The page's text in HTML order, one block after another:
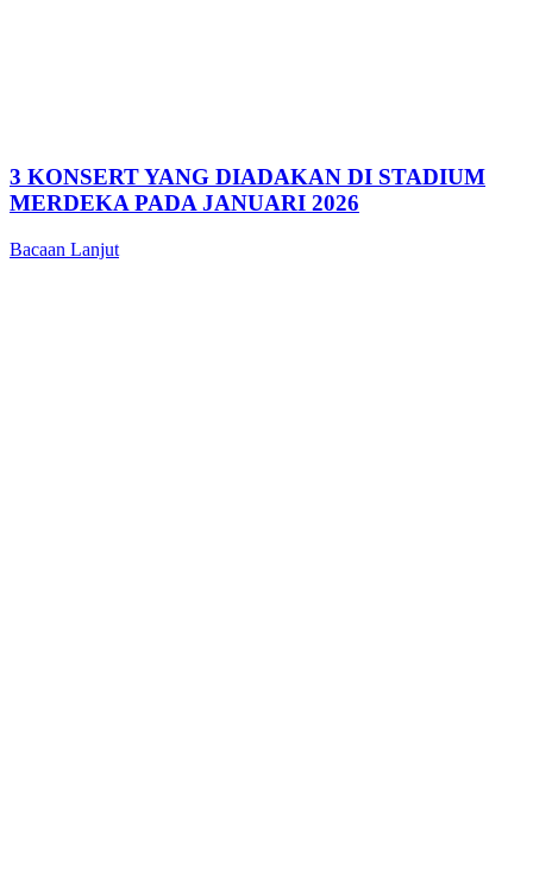
3 KONSERT YANG DIADAKAN DI STADIUM
MERDEKA PADA JANUARI 2026
Bacaan Lanjut